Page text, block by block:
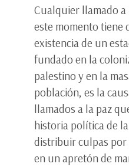
Cualquier llamado a
este momento tiene
existencia de un
fundado en la
palestino y en la
población, es la
llamados a la paz
historia política de
distribuir culpas
en un apretón de